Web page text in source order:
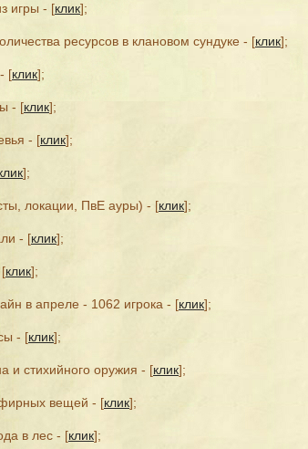
игры - [клик];
ресурсов в клановом сундуке - [клик];
[клик];
- [клик];
- [клик];
];
локации, ПвЕ ауры) - [клик];
- [клик];
клик];
в апреле - 1062 игрока - [клик];
- [клик];
и стихийного оружия - [клик];
вещей - [клик];
в лес - [клик];